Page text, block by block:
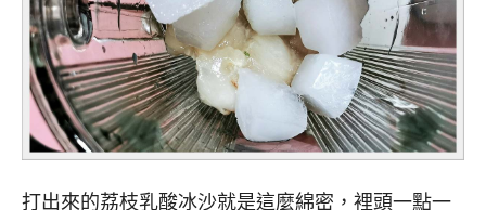
打出來的荔枝乳酸冰沙就是這麼綿密，裡頭一點一